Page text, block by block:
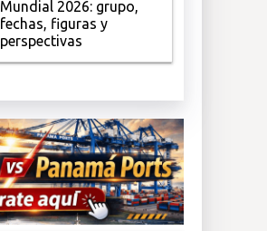
Mundial 2026: grupo,
fechas, figuras y
perspectivas